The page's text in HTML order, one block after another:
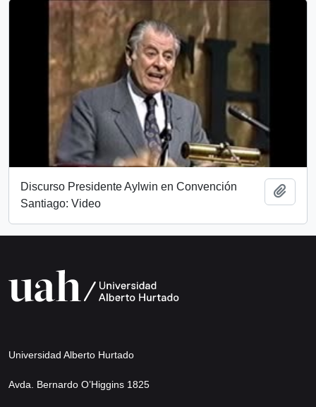
Discurso Presidente Aylwin en Convención
Santiago: Video
Universidad Alberto Hurtado
Avda. Bernardo O’Higgins 1825